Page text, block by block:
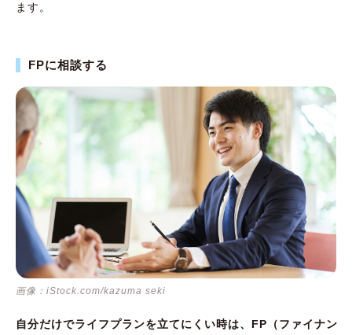
ます。
FPに相談する
画像：iStock.com/kazuma seki
自分だけでライフプランを立てにくい時は、FP（ファイナン